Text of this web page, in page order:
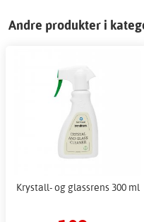
Andre produkter i
Krystall- og glassrens 300 ml